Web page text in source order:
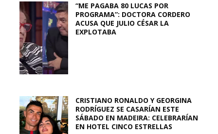
“ME PAGABA 80 LUCAS POR
PROGRAMA”: DOCTORA CORDERO
ACUSA QUE JULIO CÉSAR LA
EXPLOTABA
CRISTIANO RONALDO Y GEORGINA
RODRÍGUEZ SE CASARÍAN ESTE
SÁBADO EN MADEIRA: CELEBRARÍAN
EN HOTEL CINCO ESTRELLAS